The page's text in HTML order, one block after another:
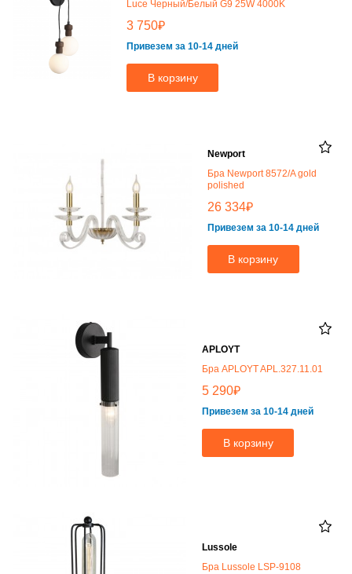
Luce Черный/Белый G9 25W 4000K
3 750₽
Привезем за 10-14 дней
В корзину
Newport
Бра Newport 8572/A gold
polished
26 334₽
Привезем за 10-14 дней
В корзину
APLOYT
Бра APLOYT APL.327.11.01
5 290₽
Привезем за 10-14 дней
В корзину
Lussole
Бра Lussole LSP-9108